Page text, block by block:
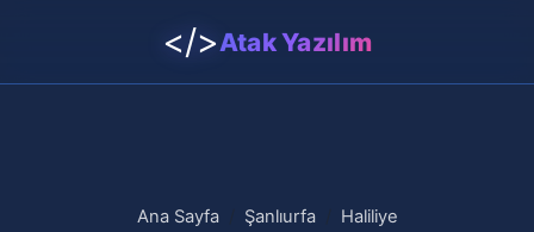
</>Atak Yazılım
Ana Sayfa Şanlıurfa
Haliliye